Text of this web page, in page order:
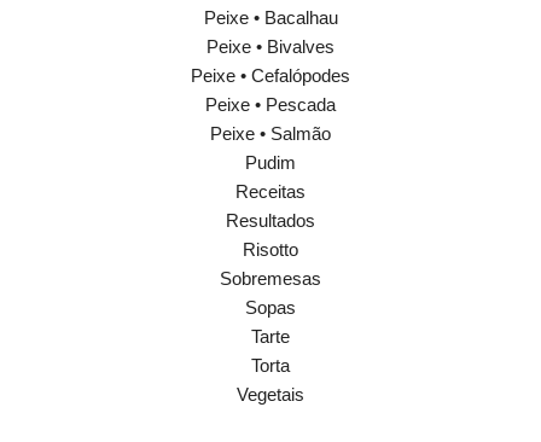
Peixe • Bacalhau
Peixe • Bivalves
Peixe • Cefalópodes
Peixe • Pescada
Peixe • Salmão
Pudim
Receitas
Resultados
Risotto
Sobremesas
Sopas
Tarte
Torta
Vegetais